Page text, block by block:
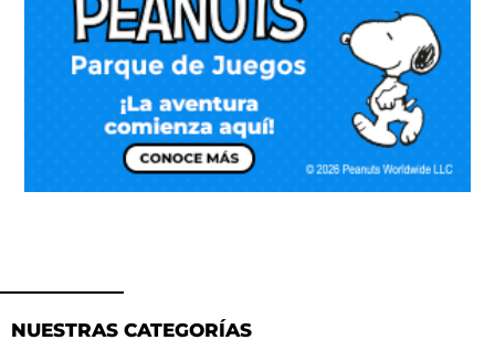
NUESTRAS CATEGORÍAS